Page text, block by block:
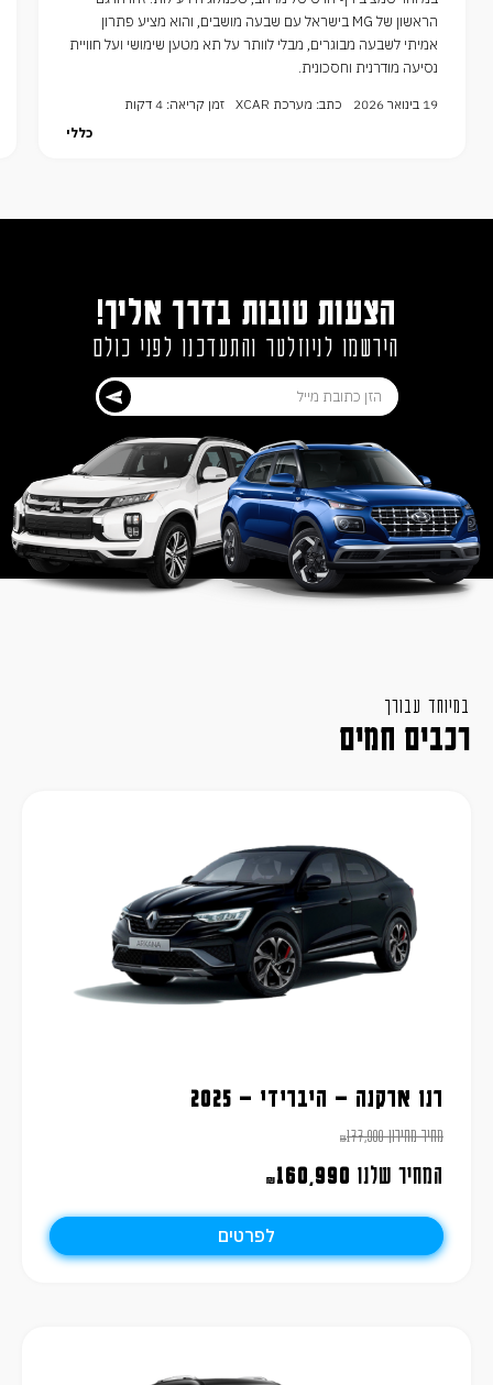
הראשון של MG בישראל עם שבעה מושבים, והוא מציע פתרון
אמיתי לשבעה מבוגרים, מבלי לוותר על תא מטען שימושי ועל חוויית
נסיעה מודרנית וחסכונית.
19 בינואר 2026 כתב: מערכת XCAR
זמן קריאה: 4 דקות
כללי
הצעות טובות בדרך אליך!
הירשמו לניוזלטר והתעדכנו לפני כולם
במיוחד עבורך
רכבים חמים
רנו ארקנה – היברידי – 2025
מחיר מחירון ₪177,900
המחיר שלנו ₪160,990
לפרטים